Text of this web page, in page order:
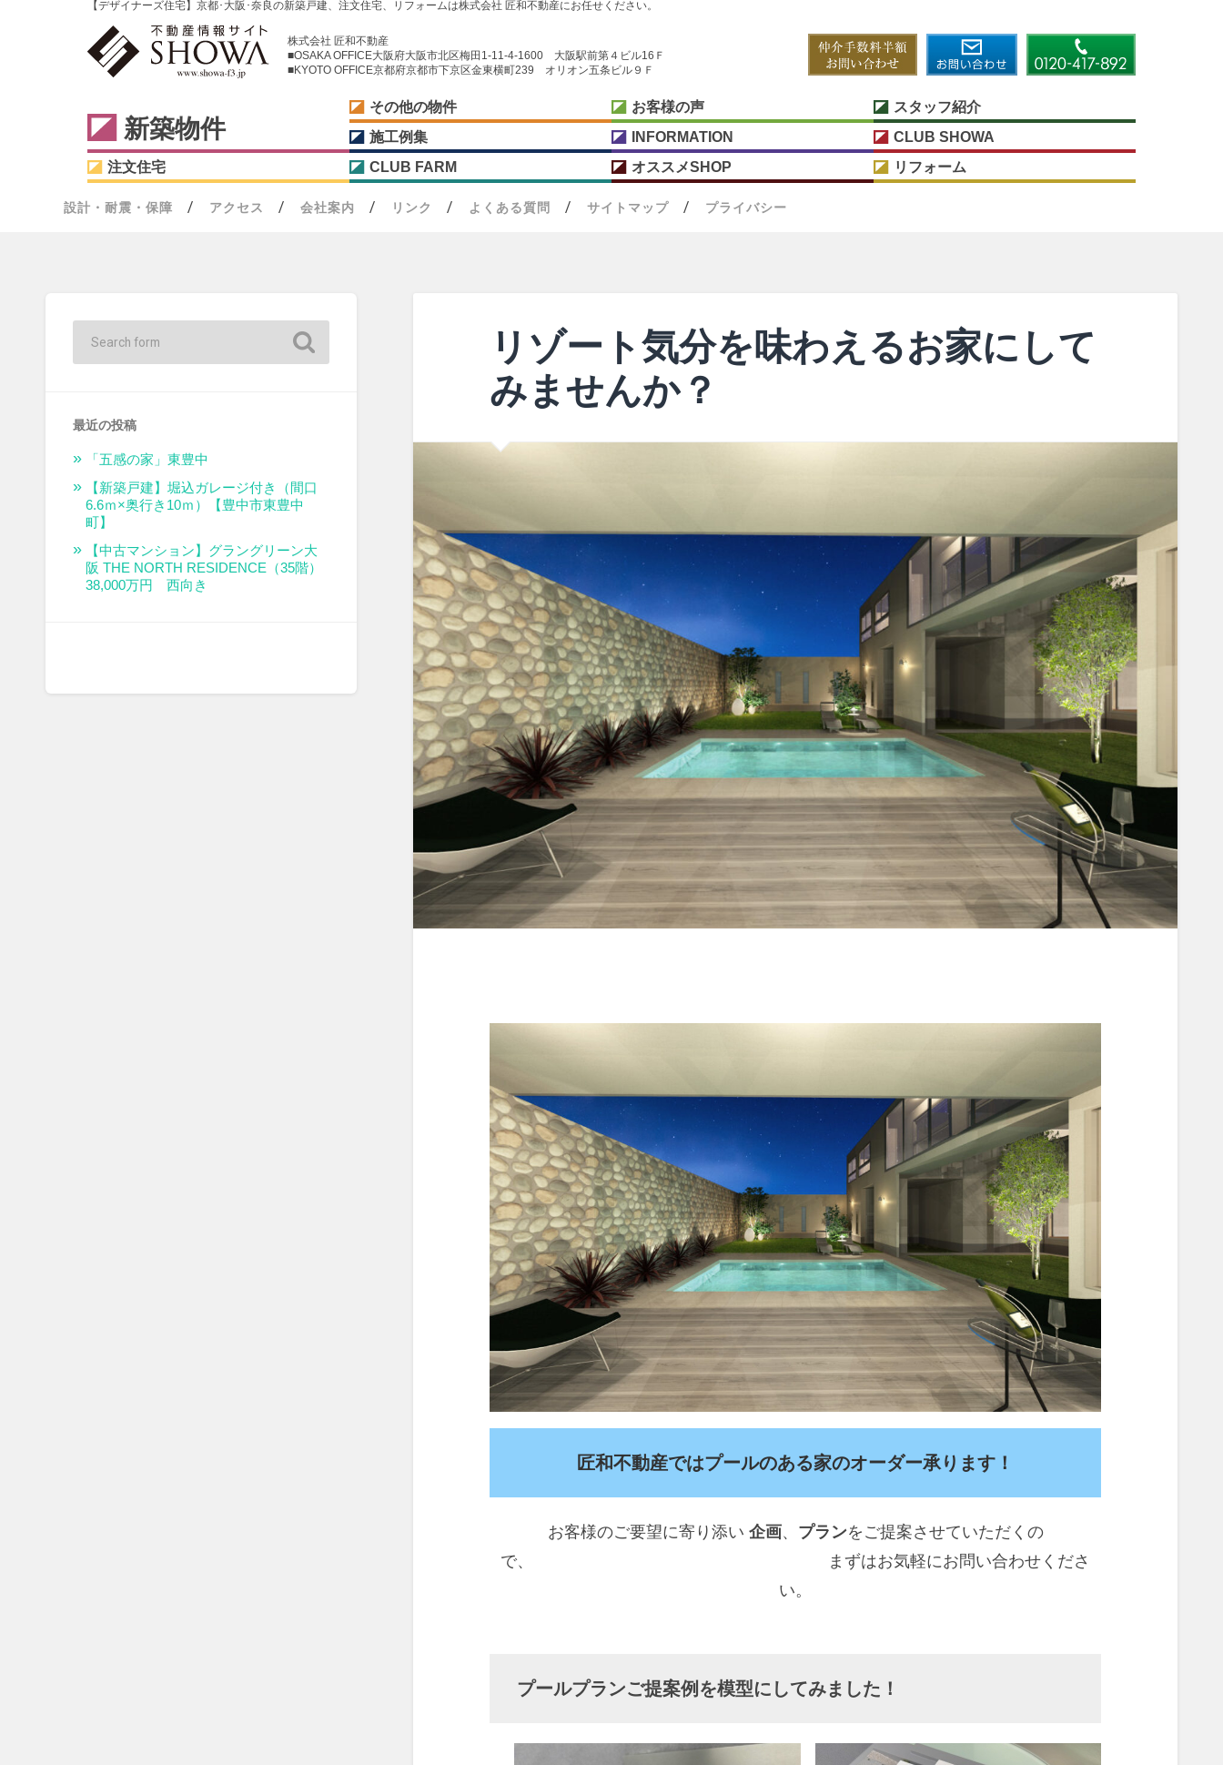
【デザイナーズ住宅】京都･大阪･奈良の新築戸建、注文住宅、リフォームは株式会社 匠和不動産にお任せください。
株式会社 匠和不動産
■OSAKA OFFICE大阪府大阪市北区梅田1-11-4-1600 大阪駅前第４ビル16Ｆ
■KYOTO OFFICE京都府京都市下京区金東横町239 オリオン五条ビル９Ｆ
新築物件
その他の物件 お客様の声
スタッフ紹介
施工例集
INFORMATION
CLUB SHOWA
注文住宅
CLUB FARM オススメSHOP リフォーム
設計・耐震・保障 アクセス 会社案内 リンク よくある質問 サイトマップ プライバシー
リゾート気分を味わえるお家にして
みませんか？
匠和不動産ではプールのある家のオーダー承ります！
お客様のご要望に寄り添い 企画、 プランをご提案させていただくの
で、 まずはお気軽にお問い合わせくださ
い。
プールプランご提案例を模型にしてみました！
最近の投稿
「五感の家」東豊中
【新築戸建】堀込ガレージ付き（間口
6.6ｍ×奥行き10ｍ）【豊中市東豊中
町】
【中古マンション】グラングリーン大
阪 THE NORTH RESIDENCE（35階）
38,000万円 西向き